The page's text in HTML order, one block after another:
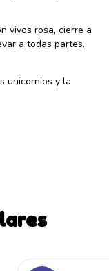
vivos rosa, cierre a
a todas partes.
unicornios y la